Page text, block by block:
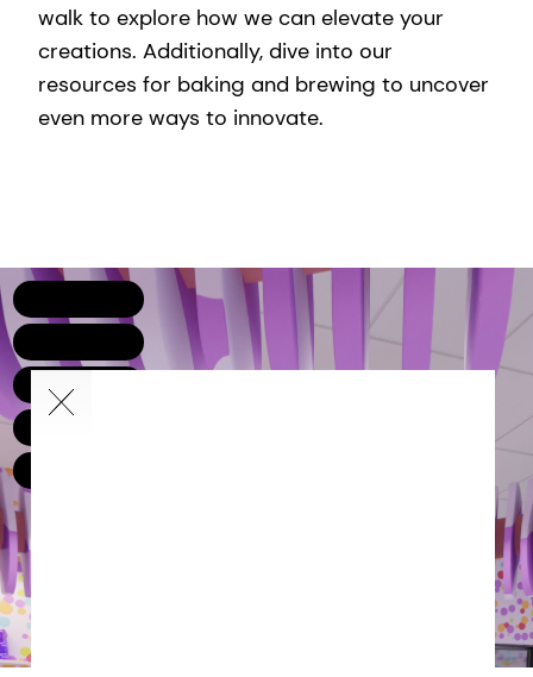
walk to explore how we can elevate your
creations. Additionally, dive into our
resources for baking and brewing to uncover
even more ways to innovate.